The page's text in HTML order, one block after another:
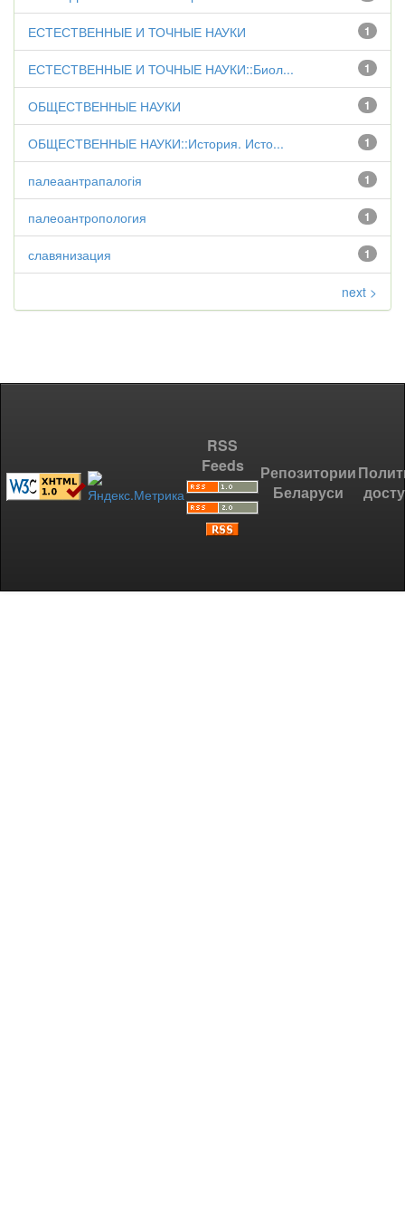
1
ЕСТЕСТВЕННЫЕ И ТОЧНЫЕ НАУКИ
1
ЕСТЕСТВЕННЫЕ И ТОЧНЫЕ НАУКИ::Биол...
1
ОБЩЕСТВЕННЫЕ НАУКИ
1
ОБЩЕСТВЕННЫЕ НАУКИ::История. Исто...
1
палеаантрапалогія
1
палеоантропология
1
славянизация
next >
RSS
Feeds
Репозитории
Беларуси